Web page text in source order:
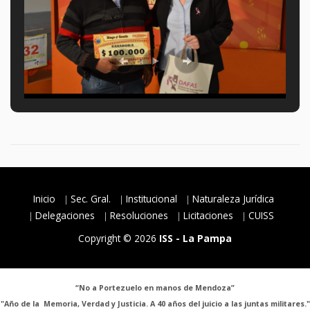
Inicio Sec. Gral. Institucional
Naturaleza Jurídica
Delegaciones
Resoluciones Licitaciones
CUISS
Copyright © 2026 ISS - La Pampa
“No a Portezuelo en manos de Mendoza”
"Año de la Memoria, Verdad y Justicia. A 40 años del juicio a las juntas militares."